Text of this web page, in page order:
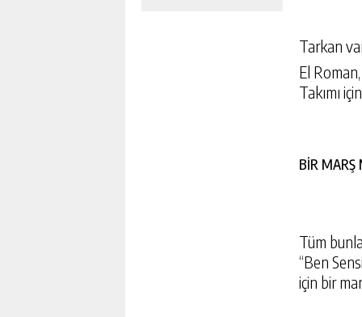
Tarkan
El
Takımı
BİR MARŞ
Tüm
“Ben
için bir